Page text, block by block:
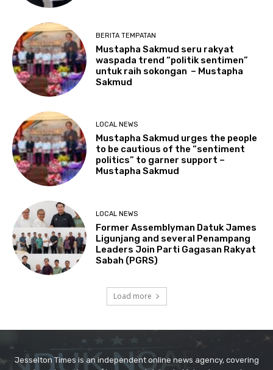
Jesselton Times is an independent online news agency, covering